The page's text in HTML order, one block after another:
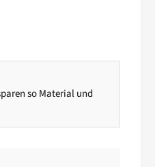
so Material und